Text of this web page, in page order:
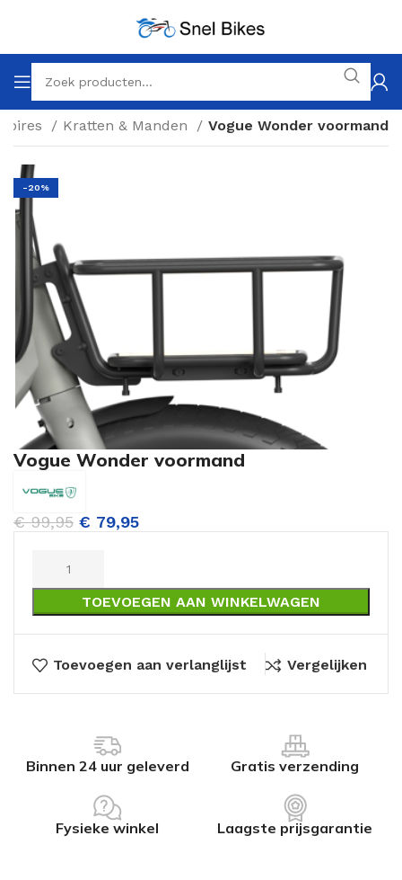
Kratten & Manden Vogue Wonder voormand
-20%
Vogue Wonder voormand
€99,95 € 79,95
TOEVOEGEN AAN WINKELWAGEN
Toevoegen aan verlanglijst Vergelijken
Binnen 24 uur geleverd Gratis verzending
Fysieke winkel Laagste prijsgarantie